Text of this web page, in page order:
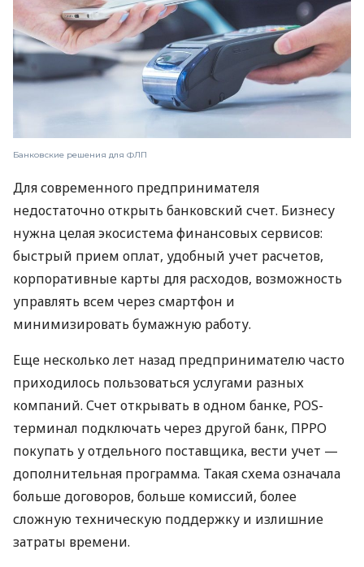
Банковские решения для ФЛП
Для современного предпринимателя
недостаточно открыть банковский счет. Бизнесу
нужна целая экосистема финансовых сервисов:
быстрый прием оплат, удобный учет расчетов,
корпоративные карты для расходов, возможность
управлять всем через смартфон и
минимизировать бумажную работу.
Еще несколько лет назад предпринимателю часто
приходилось пользоваться услугами разных
компаний. Счет открывать в одном банке, POS-
терминал подключать через другой банк, ПРРО
покупать у отдельного поставщика, вести учет —
дополнительная программа. Такая схема означала
больше договоров, больше комиссий, более
сложную техническую поддержку и излишние
затраты времени.